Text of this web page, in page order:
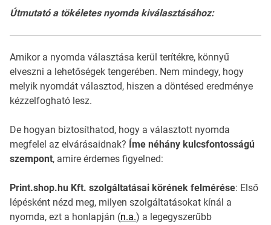
Útmutató a tökéletes nyomda kiválasztásához:
Amikor a nyomda választása kerül terítékre, könnyű
elveszni a lehetőségek tengerében. Nem mindegy, hogy
melyik nyomdát választod, hiszen a döntésed eredménye
kézzelfogható lesz.
De hogyan biztosíthatod, hogy a választott nyomda
megfelel az elvárásaidnak? Íme néhány kulcsfontosságú
szempont, amire érdemes figyelned:
Print.shop.hu Kft. szolgáltatásai körének felmérése: Első
lépésként nézd meg, milyen szolgáltatásokat kínál a
nyomda, ezt a honlapján (n.a.) a legegyszerűbb